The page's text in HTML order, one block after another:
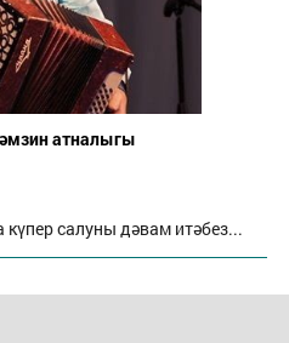
атналыгы
салуны дәвам итәбез...